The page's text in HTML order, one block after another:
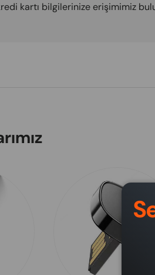
kartı bilgilerinize erişimimiz